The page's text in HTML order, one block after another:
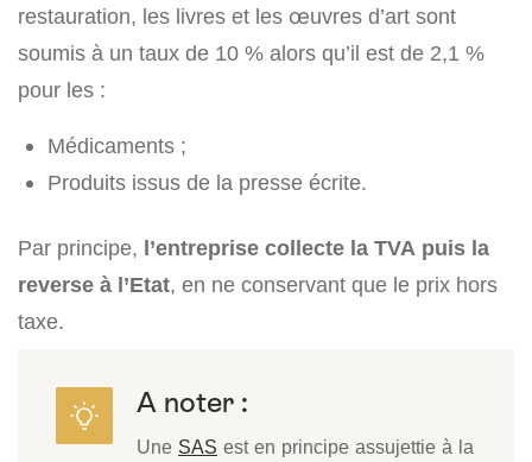
restauration, les livres et les œuvres d’art sont
soumis à un taux de 10 % alors qu’il est de 2,1 %
pour les :
Médicaments ;
Produits issus de la presse écrite.
Par principe, l’entreprise collecte la TVA puis la
reverse à l’Etat, en ne conservant que le prix hors
taxe.
A noter :
Une SAS est en principe assujettie à la